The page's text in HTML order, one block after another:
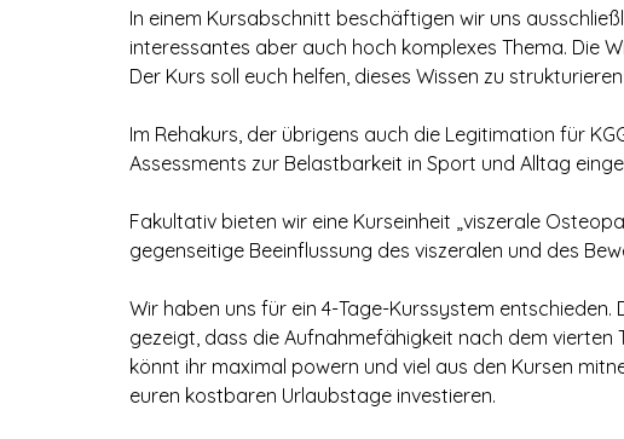
In einem Kursabschnitt beschäftigen wir uns
interessantes aber auch hoch komplexes Thema. Die
Der Kurs soll euch helfen, dieses Wissen zu
Im Rehakurs, der übrigens auch die Legitimation für
Assessments zur Belastbarkeit in Sport und Alltag
Fakultativ bieten wir eine Kurseinheit „viszerale
gegenseitige Beeinflussung des viszeralen und des
Wir haben uns für ein 4-Tage-Kurssystem
gezeigt, dass die Aufnahmefähigkeit nach dem vierten
könnt ihr maximal powern und viel aus den Kursen
euren kostbaren Urlaubstage investieren.